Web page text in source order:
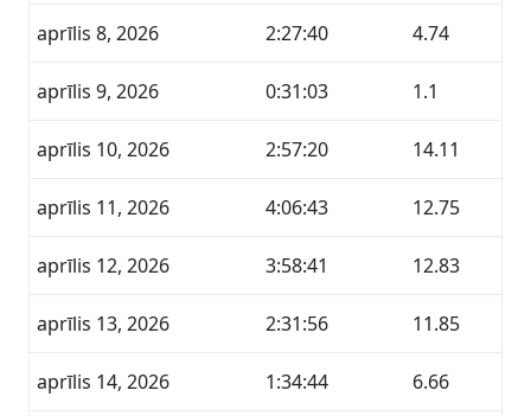
aprīlis 8, 2026 2:27:40 4.74
aprīlis 9, 2026 0:31:03 1.1
aprīlis 10, 2026 2:57:20 14.11
aprīlis 11, 2026 4:06:43 12.75
aprīlis 12, 2026 3:58:41 12.83
aprīlis 13, 2026 2:31:56 11.85
aprīlis 14, 2026 1:34:44 6.66